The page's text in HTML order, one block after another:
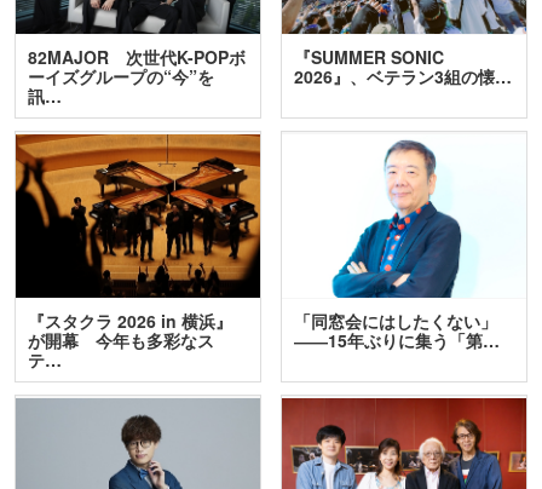
82MAJOR 次世代K-POPボ
ーイズグループの“今”を
訊…
『SUMMER SONIC
2026』、ベテラン3組の懐…
『スタクラ 2026 in 横浜』
が開幕 今年も多彩なス
テ…
「同窓会にはしたくない」
――15年ぶりに集う「第…